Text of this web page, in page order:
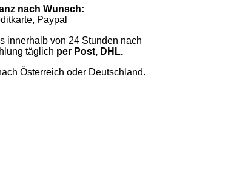
nach Wunsch:
Paypal
innerhalb von 24 Stunden nach
täglich per Post, DHL.
Österreich oder Deutschland.